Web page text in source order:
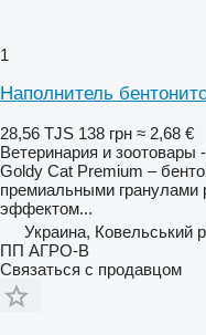
1
Наполнитель
28,56 TJS 138 грн ≈ 2,68 €
Ветеринария и зоотовары
Goldy Cat Premium –
премиальными
эффектом...
Украина, Ковельський
ПП АГРО-В
Связаться с продавцом